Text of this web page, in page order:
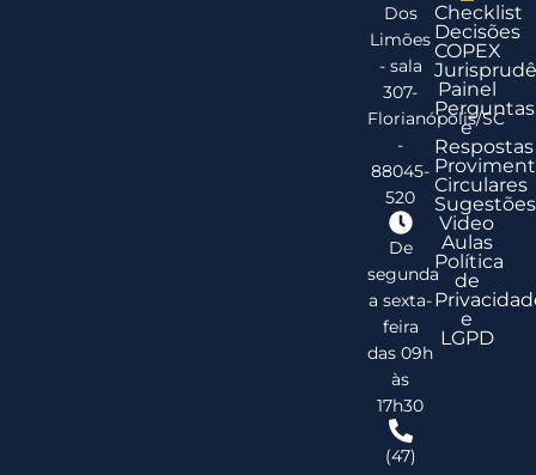
Dos
Limões
- sala
307-
Florianópolis/SC
-
88045-
520
De
segunda
a sexta-
feira
das 09h
às
17h30
(47)
Checklist
Decisões
COPEX
Painel
Perguntas
e
Respostas
Circulares
Sugestões
Video
Aulas
Política
de
e
LGPD